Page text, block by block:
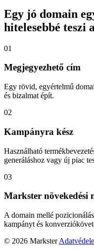
Egy jó domain
hitelesebbé teszi
01
Megjegyezhető cím
Egy rövid, egyértelmű
és bizalmat épít.
02
Kampányra kész
Használható
generáláshoz vagy új piac
03
Markster növekedési
A domain mellé
kampányt és
© 2026 Markster